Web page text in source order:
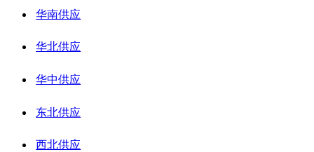
华南供应
华北供应
华中供应
东北供应
西北供应